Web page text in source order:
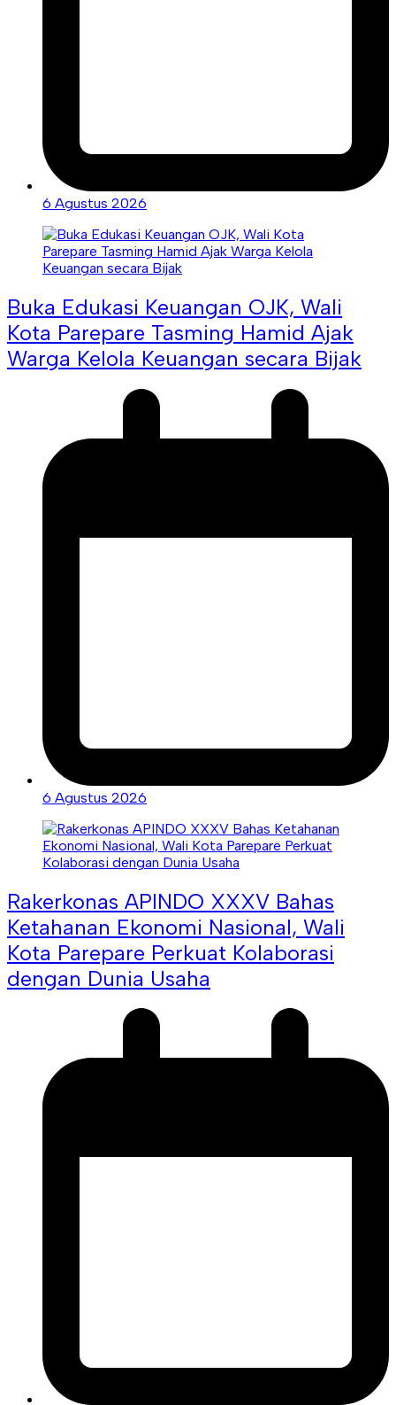
6 Agustus 2026
Buka Edukasi Keuangan OJK, Wali
Kota Parepare Tasming Hamid Ajak
Warga Kelola Keuangan secara Bijak
6 Agustus 2026
Rakerkonas APINDO XXXV Bahas
Ketahanan Ekonomi Nasional, Wali
Kota Parepare Perkuat Kolaborasi
dengan Dunia Usaha